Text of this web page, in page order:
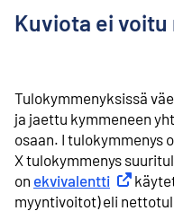
Kuviota ei voitu
Tulokymmenyksissä
ja jaettu kymmeneen
osaan. I tulokymmenys
X tulokymmenys
on ekvivalentti
myyntivoitot) eli